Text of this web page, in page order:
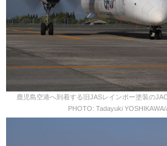
鹿児島空港へ到着する旧JASレインボー塗装の
PHOTO: Tadayuki